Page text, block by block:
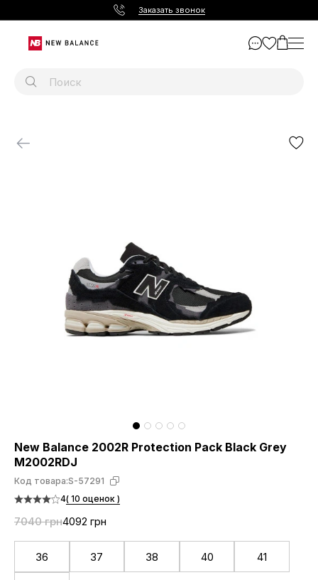
Заказать звонок
New Balance 2002R Protection Pack Black Grey
M2002RDJ
Код товара:S-57291
4( 10 оценок )
7040 грн4092 грн
36 37 38 40 41